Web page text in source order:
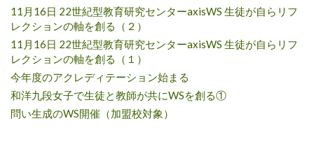
11月16日 22世紀型教育研究センターaxisWS 生徒が自らリフ
レクションの軸を創る（２）
11月16日 22世紀型教育研究センターaxisWS 生徒が自らリフ
レクションの軸を創る（１）
今年度のアクレディテーション始まる
和洋九段女子で生徒と教師が共にWSを創る①
問い生成のWS開催（加盟校対象）